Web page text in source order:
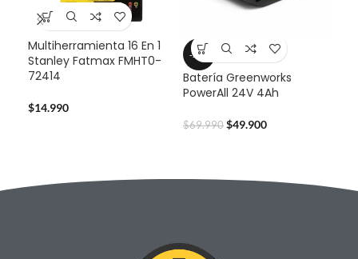
Multiherramienta 16 En 1
Stanley Fatmax FMHT0-
72414
$14.990
-29%
Batería Greenworks
PowerAll 24V 4Ah
$69.990 $49.900